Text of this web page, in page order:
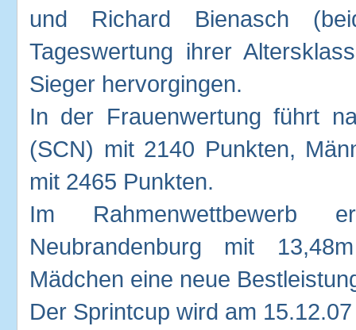
und Richard Bienasch
Tageswertung ihrer
Sieger hervorgingen.
In der Frauenwertung führt
(SCN) mit 2140 Punkten,
mit 2465 Punkten.
Im
Neubrandenburg mit
Mädchen eine neue
Der Sprintcup wird am